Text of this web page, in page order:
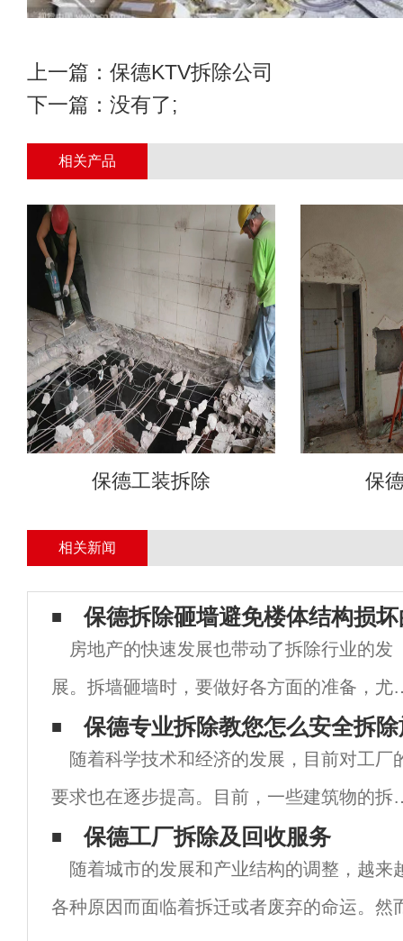
上一篇： 保德KTV拆除公司
下一篇：没有了;
相关产品
保德工装拆除 保
相关新闻
保德拆除砸墙避免楼体结构损
房地产的快速发展也带动了拆除行业的发
展。拆墙砸墙时，要做好各方面的准备，尤
是室内拆墙时不要粗心大意。让南京拆除公
和我们了解拆除墙壁以避免建筑结构损坏的
要性：1.如果在保德拆除作业中没有做好充
的
保德专业拆除教您怎么安全拆
随着科学技术和经济的发展，目前对工厂
要求也在逐步提高。目前，一些建筑物的拆
要求技术含量很高。特别是细节不容忽视。
外，许多企业转型升级，因此许多建筑物须
除。下面，保德专业拆除将介绍如何实现拆
保德工厂拆除及回收服务
随着城市的发展和产业结构的调整，越来
各种原因而面临着拆迁或者废弃的命运。然